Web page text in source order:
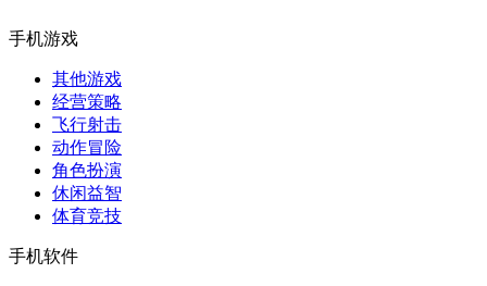
手机游戏
其他游戏
经营策略
飞行射击
动作冒险
角色扮演
休闲益智
体育竞技
手机软件